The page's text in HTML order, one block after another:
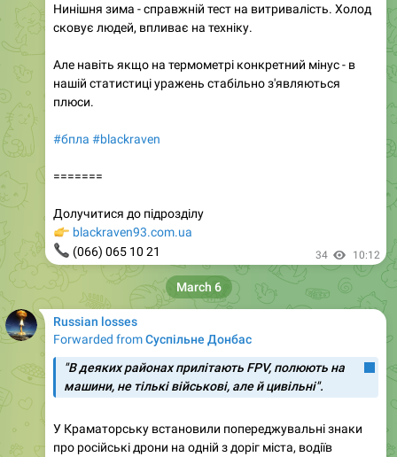
Нинішня зима - справжній тест на витривалість. Холод
сковує людей, впливає на техніку.
Але навіть якщо на термометрі конкретний мінус - в
нашій статистиці уражень стабільно з'являються
плюси.
#бпла #blackraven
=======
Долучитися до підрозділу
blackraven93.com.ua
(066) 065 10 21 34 10:12
Russian losses
Forwarded fromСуспільне Донбас
"В деяких районах прилітають FPV, полюють на
машини, не тількі військові, але й цивільні".
У Краматорську встановили попереджувальні знаки
про російські дрони на одній з доріг міста, водіїв
March 6